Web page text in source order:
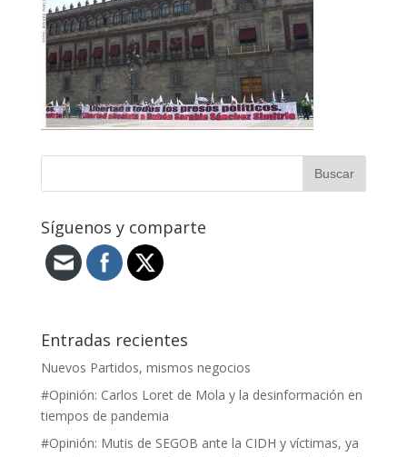
Síguenos y comparte
Entradas recientes
Nuevos Partidos, mismos negocios
#Opinión: Carlos Loret de Mola y la desinformación en
tiempos de pandemia
#Opinión: Mutis de SEGOB ante la CIDH y víctimas, ya